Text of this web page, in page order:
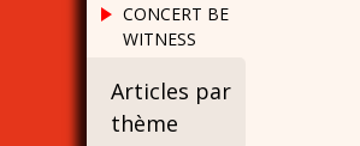
CONCERT BE
WITNESS
Articles par
thème